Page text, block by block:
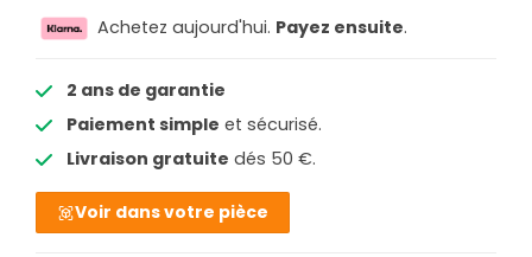
Achetez aujourd'hui. Payez ensuite.
2 ans de garantie
Paiement simple et sécurisé.
Livraison gratuite dés 50 €.
Voir dans votre pièce